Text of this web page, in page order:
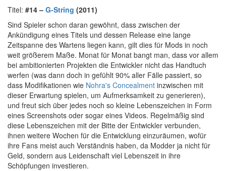
Titel: #14 – G-String (2011)
Sind Spieler schon daran gewöhnt, dass zwischen der
Ankündigung eines Titels und dessen Release eine lange
Zeitspanne des Wartens liegen kann, gilt dies für Mods in noch
weit größerem Maße. Monat für Monat bangt man, dass vor allem
bei ambitionierten Projekten die Entwickler nicht das Handtuch
werfen (was dann doch in gefühlt 90% aller Fälle passiert, so
dass Modifikationen wie Nohra's Concealment inzwischen mit
dieser Erwartung spielen, um Aufmerksamkeit zu generieren),
und freut sich über jedes noch so kleine Lebenszeichen in Form
eines Screenshots oder sogar eines Videos. Regelmäßig sind
diese Lebenszeichen mit der Bitte der Entwickler verbunden,
ihnen weitere Wochen für die Entwicklung einzuräumen, wofür
ihre Fans meist auch Verständnis haben, da Modder ja nicht für
Geld, sondern aus Leidenschaft viel Lebenszeit in ihre
Schöpfungen investieren.